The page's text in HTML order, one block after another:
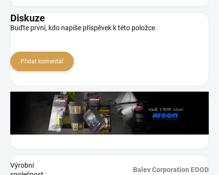
Diskuze
Buďte první, kdo napíše příspěvek k této položce.
Přidat komentář
Výrobní
Balev Corporation EOOD